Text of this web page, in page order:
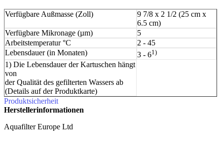
Verfügbare Außmasse (Zoll)
9 7/8 x 2 1/2 (25 cm x
6.5 cm)
Verfügbare Mikronage (µm)
5
Arbeitstemperatur °C
2 - 45
Lebensdauer (in Monaten)
3 - 61)
1) Die Lebensdauer der Kartuschen hängt
von
der Qualität des gefilterten Wassers ab
(Details auf der Produktkarte)
Produktsicherheit
Herstellerinformationen
Aquafilter Europe Ltd